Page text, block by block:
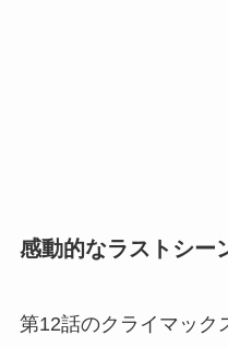
感動的なラストシー
第12話のクライマック